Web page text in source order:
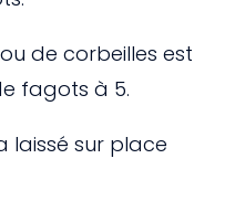
de corbeilles est
fagots à 5.
laissé sur place